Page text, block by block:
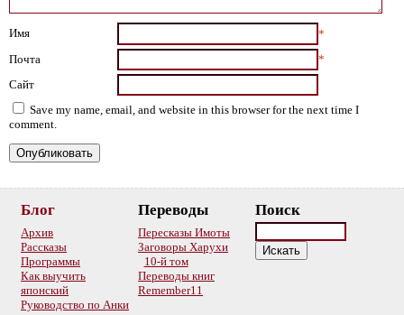
Имя
*
Почта
*
Сайт
Save my name, email, and website in this browser for the next time I
comment.
Блог
Архив
Рассказы
Программы
Как выучить
японский
Руководство по Анки
Переводы
Пересказы Имоты
Заговоры Харухи
10-й том
Переводы книг
Remember11
Поиск